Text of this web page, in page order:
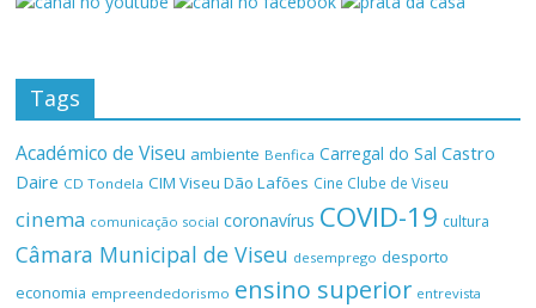
Tags
Académico de Viseu ambiente Benfica Carregal do Sal Castro
Daire CD Tondela CIM Viseu Dão Lafões Cine Clube de Viseu
cinema comunicação social coronavírus COVID-19 cultura
Câmara Municipal de Viseu desemprego desporto
economia empreendedorismo ensino superior entrevista